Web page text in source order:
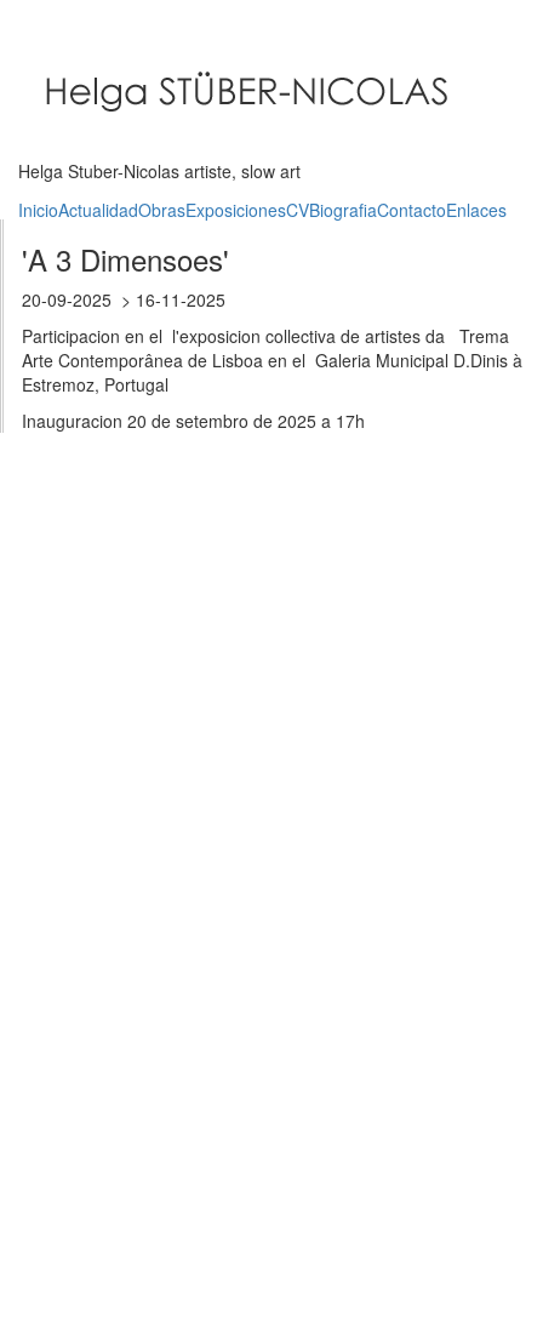
principal
Helga Stuber-Nicolas artiste, slow art
InicioActualidadObrasExposicionesCVBiografiaContactoEnlaces
'A 3 Dimensoes'
20-09-2025
16-11-2025
Participacion en el l'exposicion collectiva de artistes da Trema
Arte Contemporânea de Lisboa en el Galeria Municipal D.Dinis à
Estremoz, Portugal
Inauguracion 20 de setembro de 2025 a 17h